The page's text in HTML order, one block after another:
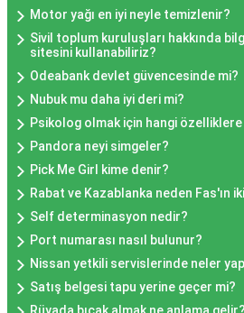
Motor yağı en iyi neyle temizlenir?
Sivil toplum kuruluşları hakkında
sitesini kullanabiliriz?
Odeabank devlet güvencesinde mi?
Nubuk mu daha iyi deri mi?
Psikolog olmak için hangi
Pandora neyi simgeler?
Pick Me Girl kime denir?
Rabat ve Kazablanka neden Fas'ın
Self determinasyon nedir?
Port numarası nasıl bulunur?
Nissan yetkili servislerinde neler
Satış belgesi tapu yerine geçer mi?